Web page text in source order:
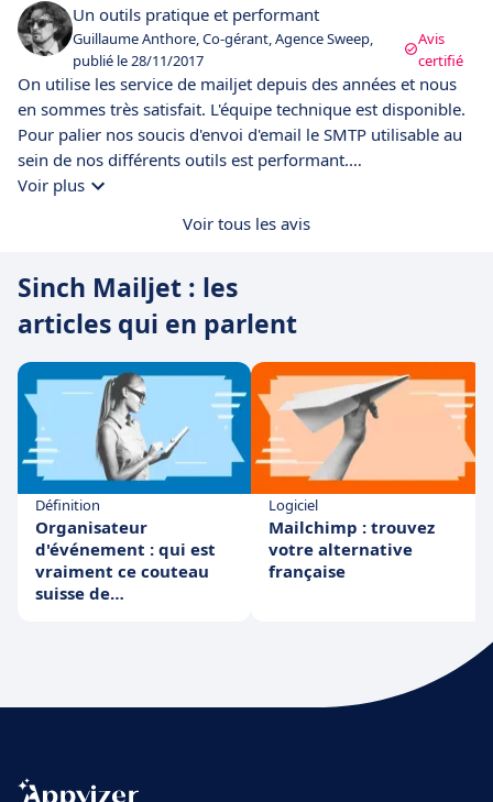
Un outils pratique et performant
Guillaume Anthore, Co-gérant, Agence Sweep,
publié le 28/11/2017
Avis
certifié
On utilise les service de mailjet depuis des années et nous
en sommes très satisfait. L'équipe technique est disponible.
Pour palier nos soucis d'envoi d'email le SMTP utilisable au
sein de nos différents outils est performant.
Pour l'outil d'emailing, il nous convient également pour un
Les rapports sont égalements bien utiles pour suivre les
recommande... et surtout pour le prix plus qu'honnete !
Voir plus
Voir tous les avis
Sinch Mailjet : les
articles qui en parlent
Définition
Organisateur
d'événement : qui est
vraiment ce couteau
suisse de
Logiciel
Mailchimp : trouvez
votre alternative
française